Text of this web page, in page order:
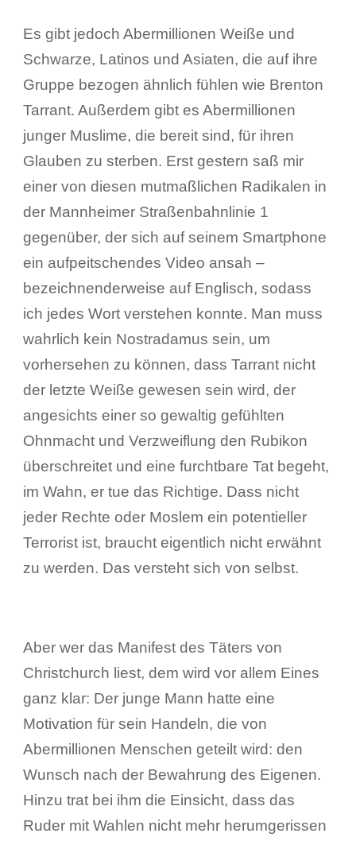
Es gibt jedoch Abermillionen Weiße und
Schwarze, Latinos und Asiaten, die auf ihre
Gruppe bezogen ähnlich fühlen wie Brenton
Tarrant. Außerdem gibt es Abermillionen
junger Muslime, die bereit sind, für ihren
Glauben zu sterben. Erst gestern saß mir
einer von diesen mutmaßlichen Radikalen in
der Mannheimer Straßenbahnlinie 1
gegenüber, der sich auf seinem Smartphone
ein aufpeitschendes Video ansah –
bezeichnenderweise auf Englisch, sodass
ich jedes Wort verstehen konnte. Man muss
wahrlich kein Nostradamus sein, um
vorhersehen zu können, dass Tarrant nicht
der letzte Weiße gewesen sein wird, der
angesichts einer so gewaltig gefühlten
Ohnmacht und Verzweiflung den Rubikon
überschreitet und eine furchtbare Tat begeht,
im Wahn, er tue das Richtige. Dass nicht
jeder Rechte oder Moslem ein potentieller
Terrorist ist, braucht eigentlich nicht erwähnt
zu werden. Das versteht sich von selbst.
Aber wer das Manifest des Täters von
Christchurch liest, dem wird vor allem Eines
ganz klar: Der junge Mann hatte eine
Motivation für sein Handeln, die von
Abermillionen Menschen geteilt wird: den
Wunsch nach der Bewahrung des Eigenen.
Hinzu trat bei ihm die Einsicht, dass das
Ruder mit Wahlen nicht mehr herumgerissen